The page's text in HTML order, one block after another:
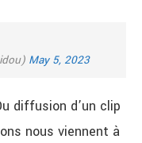
May 5, 2023
diffusion d’un clip
nous viennent à